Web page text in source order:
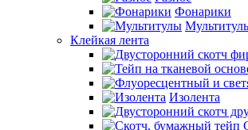
Фонарики
Клейкая лента
Изолента